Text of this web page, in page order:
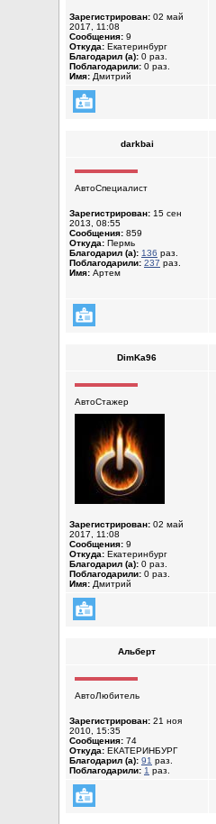
Зарегистрирован: 02 май
2017, 11:08
Сообщения: 9
Откуда: Екатеринбург
Благодарил (а): 0 раз.
Поблагодарили: 0 раз.
Имя: Дмитрий
darkbai
АвтоСпециалист
Зарегистрирован: 15 сен
2013, 08:55
Сообщения: 859
Откуда: Пермь
Благодарил (а): 136 раз.
Поблагодарили: 237 раз.
Имя: Артем
DimKa96
АвтоСтажер
Зарегистрирован: 02 май
2017, 11:08
Сообщения: 9
Откуда: Екатеринбург
Благодарил (а): 0 раз.
Поблагодарили: 0 раз.
Имя: Дмитрий
Альберт
АвтоЛюбитель
Зарегистрирован: 21 ноя
2010, 15:35
Сообщения: 74
Откуда: ЕКАТЕРИНБУРГ
Благодарил (а): 91 раз.
Поблагодарили: 1 раз.